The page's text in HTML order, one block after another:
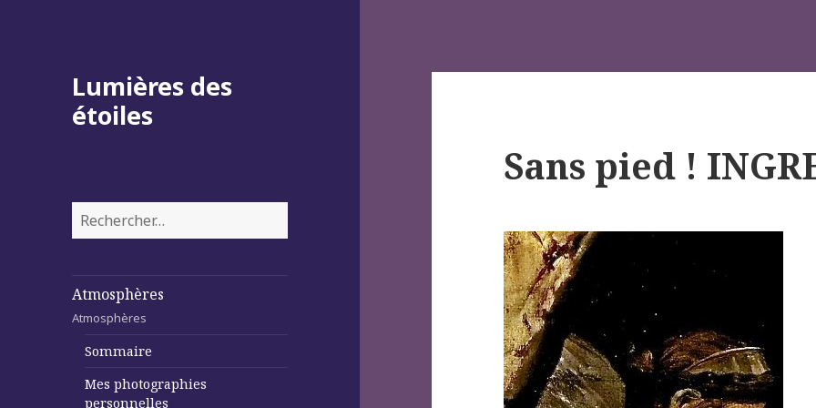
Lumières des
étoiles
Rechercher :
Atmosphères
Atmosphères
Sommaire
Mes photographies
personnelles
Sans pied !